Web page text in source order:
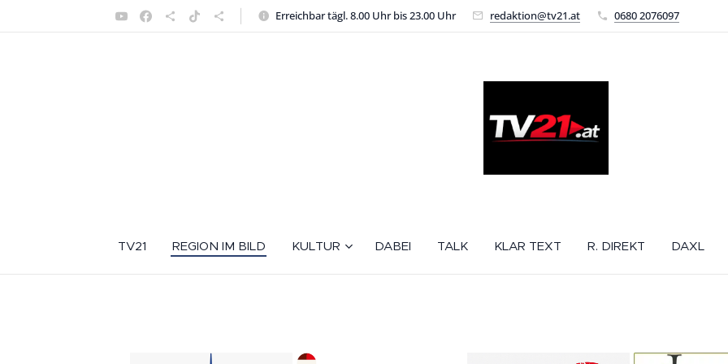
Erreichbar tägl. 8.00 Uhr bis 23.00 Uhr redaktion@tv21.at 0680 2076097
TV21 REGION IM BILD KULTUR DABEI TALK KLAR TEXT R. DIREKT DAXL